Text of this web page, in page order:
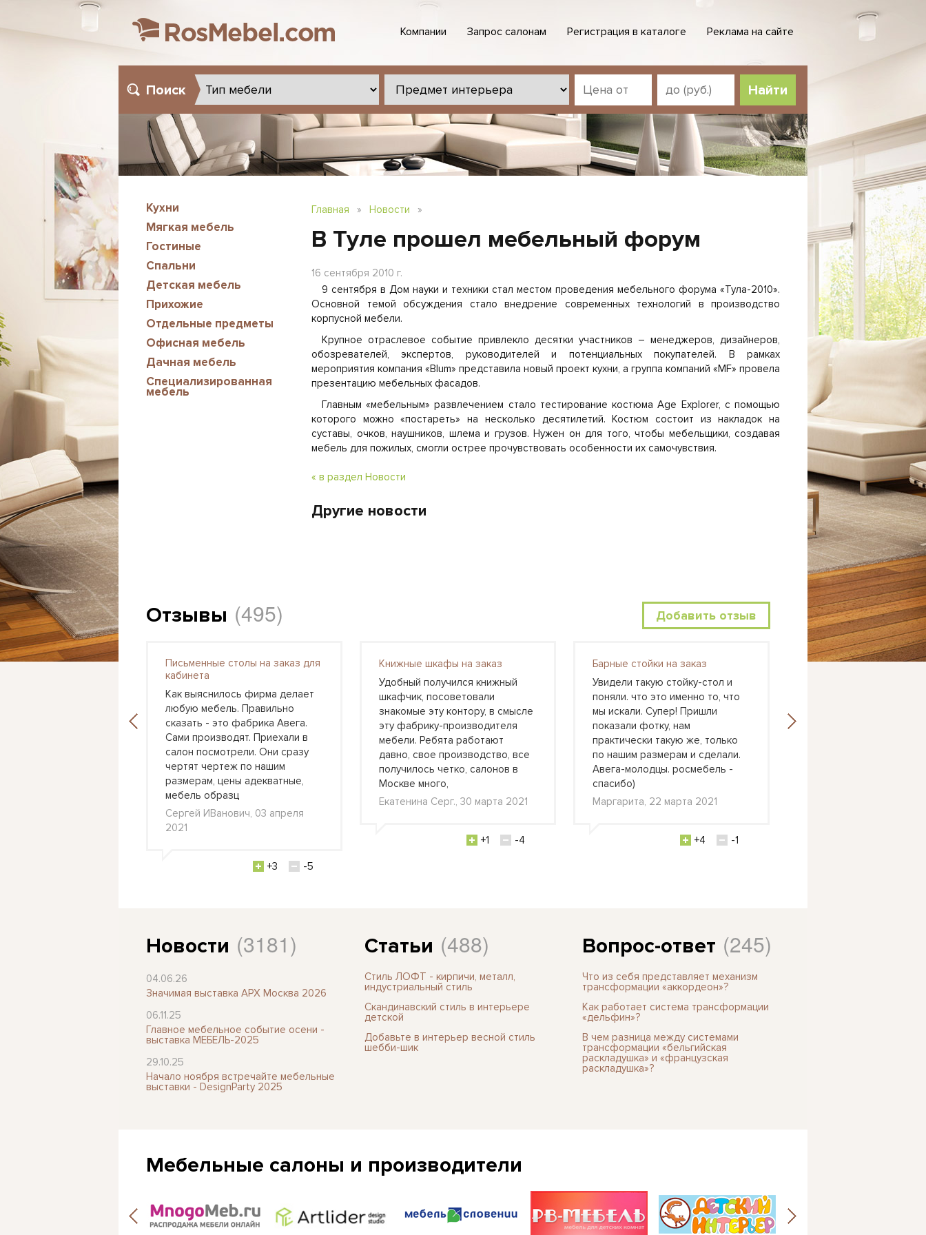
Компании Запрос салонам Регистрация в каталоге Реклама на сайте
Поиск Найти
Кухни
Мягкая мебель
Гостиные
Спальни
Детская мебель
Прихожие
Отдельные предметы
Офисная мебель
Дачная мебель
Специализированная
мебель
Главная » Новости »
В Туле прошел мебельный форум
16 сентября 2010 г.
9 сентября в Дом науки и техники стал местом проведения мебельного форума «Тула-2010».
Основной темой обсуждения стало внедрение современных технологий в производство
корпусной мебели.
Крупное отраслевое событие привлекло десятки участников – менеджеров, дизайнеров,
обозревателей, экспертов, руководителей и потенциальных покупателей. В рамках
мероприятия компания «Blum» представила новый проект кухни, а группа компаний «MF» провела
презентацию мебельных фасадов.
Главным «мебельным» развлечением стало тестирование костюма Age Explorer, с помощью
которого можно «постареть» на несколько десятилетий. Костюм состоит из накладок на
суставы, очков, наушников, шлема и грузов. Нужен он для того, чтобы мебельщики, создавая
мебель для пожилых, смогли острее прочувствовать особенности их самочувствия.
« в раздел Новости
Другие новости
Добавить отзыв
Отзывы (495)
детская Астра 3
Письменные столы на заказ для
кабинета
Как выяснилось фирма делает
любую мебель. Правильно
сказать - это фабрика Авега.
Сами производят. Приехали в
салон посмотрели. Они сразу
чертят чертеж по нашим
размерам, цены адекватные,
мебель образц
Сергей ИВанович, 03 апреля
2021
+3 -5
Книжные шкафы на заказ
Удобный получился книжный
шкафчик, посоветовали
знакомые эту контору, в смысле
эту фабрику-производителя
мебели. Ребята работают
давно, свое производство, все
получилось четко, салонов в
Москве много,
Екатенина Серг., 30 марта 2021
+1 -4
Барные стойки на заказ
Увидели такую стойку-стол и
поняли. что это именно то, что
мы искали. Супер! Пришли
показали фотку, нам
практически такую же, только
по нашим размерам и сделали.
Авега-молодцы. росмебель -
спасибо)
Маргарита, 22 марта 2021
+4 -1
Астра 6
Новости (3181)
04.06.26
Значимая выставка АРХ Москва 2026
06.11.25
Главное мебельное событие осени -
выставка МЕБЕЛЬ-2025
29.10.25
Начало ноября встречайте мебельные
выставки - DesignParty 2025
Статьи (488)
Стиль ЛОФТ - кирпичи, металл,
индустриальный стиль
Скандинавский стиль в интерьере
детской
Добавьте в интерьер весной стиль
шебби-шик
Вопрос-ответ (245)
Что из себя представляет механизм
трансформации «аккордеон»?
Как работает система трансформации
«дельфин»?
В чем разница между системами
трансформации «бельгийская
раскладушка» и «французская
раскладушка»?
Мебельные салоны и производители